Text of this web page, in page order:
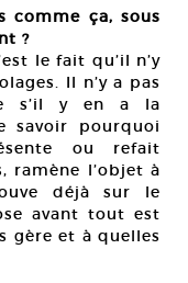
comme ça, sous
?
le fait qu’il n’y
Il n’y a pas
s’il y en a la
savoir pourquoi
ou refait
ramène l’objet à
déjà sur le
avant tout est
gère et à quelles